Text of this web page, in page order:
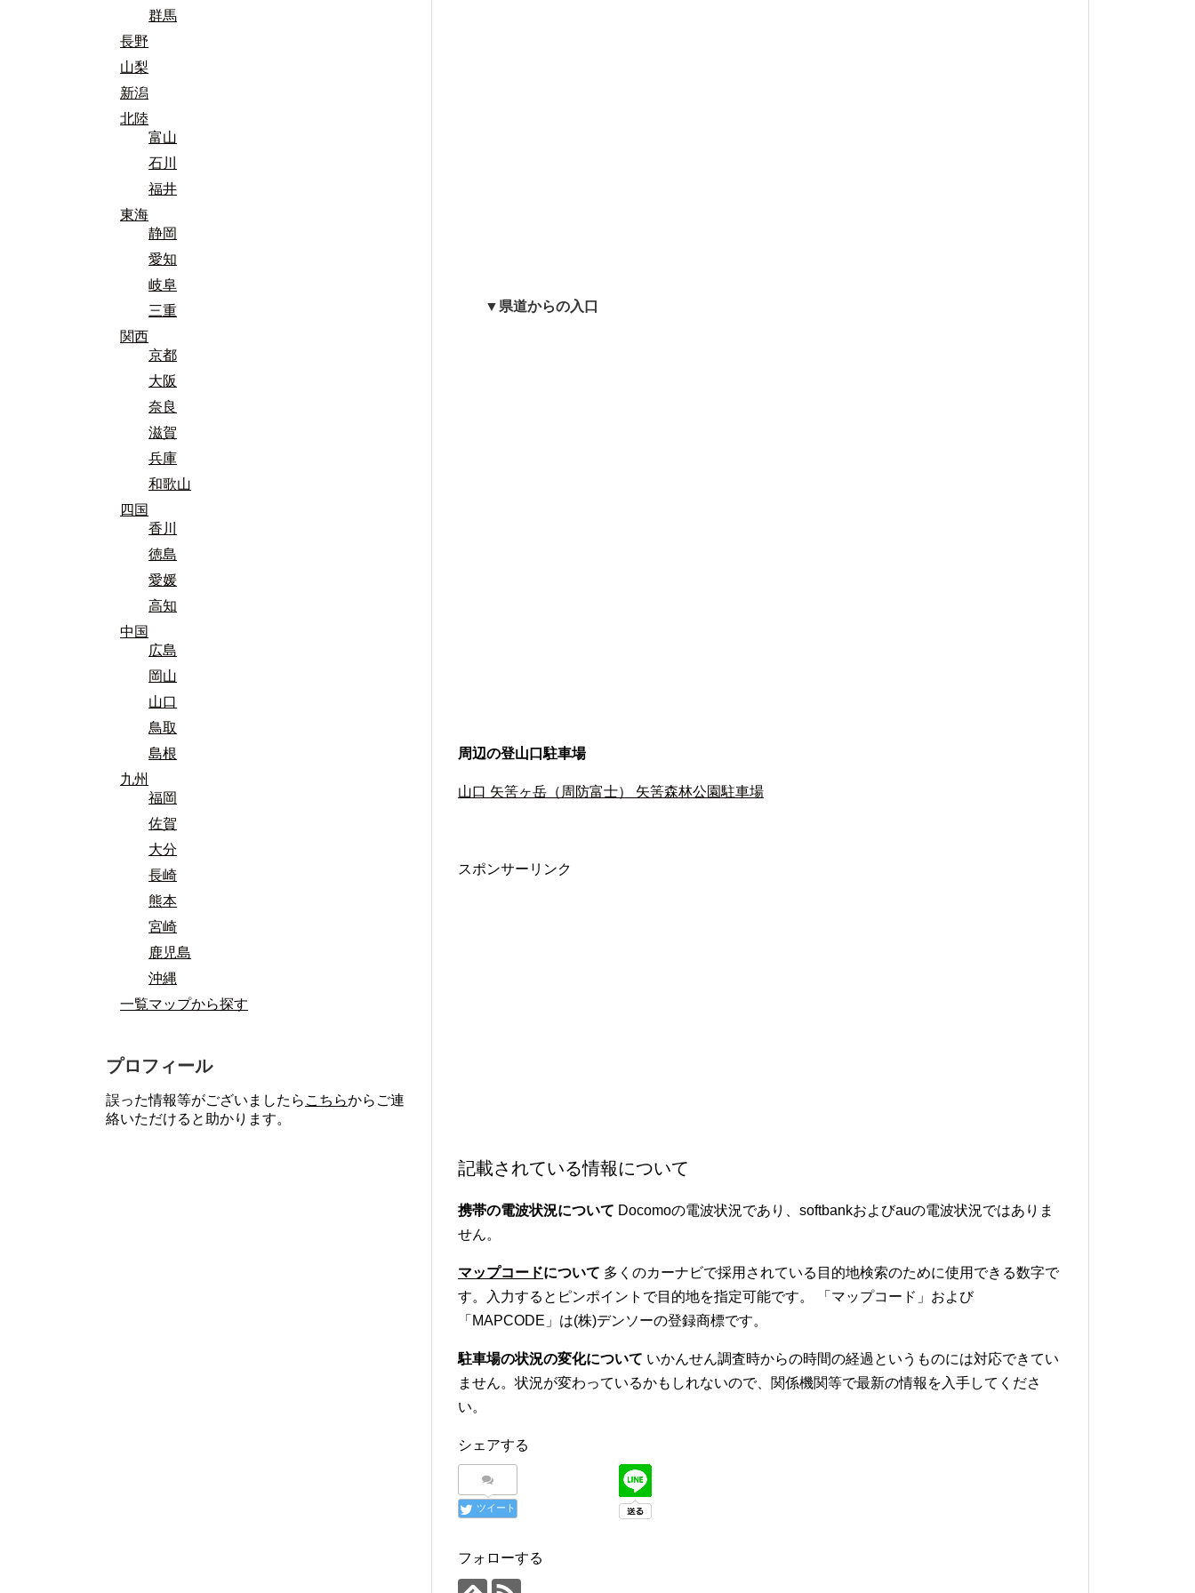
▼県道からの入口
周辺の登山口駐車場
山口 矢筈ヶ岳（周防富士） 矢筈森林公園駐車場
スポンサーリンク
記載されている情報について
携帯の電波状況について Docomoの電波状況であり、softbankおよびauの電波状況ではありま
せん。
マップコードについて 多くのカーナビで採用されている目的地検索のために使用できる数字で
す。入力するとピンポイントで目的地を指定可能です。 「マップコード」および
「MAPCODE」は(株)デンソーの登録商標です。
駐車場の状況の変化について いかんせん調査時からの時間の経過というものには対応できてい
ません。状況が変わっているかもしれないので、関係機関等で最新の情報を入手してくださ
い。
シェアする
ツイート
フォローする
群馬
長野
山梨
新潟
北陸
富山
石川
福井
東海
静岡
愛知
岐阜
三重
関西
京都
大阪
奈良
滋賀
兵庫
和歌山
四国
香川
徳島
愛媛
高知
中国
広島
岡山
山口
鳥取
島根
九州
福岡
佐賀
大分
長崎
熊本
宮崎
鹿児島
沖縄
一覧マップから探す
プロフィール
誤った情報等がございましたら こちらからご連
絡いただけると助かります。